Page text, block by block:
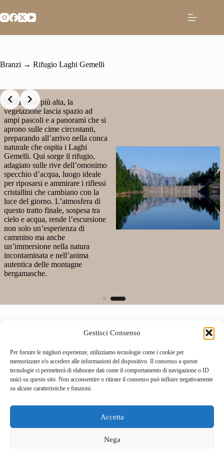
Gestisci Consenso
Per fornire le migliori esperienze, utilizziamo tecnologie come i cookie per
memorizzare e/o accedere alle informazioni del dispositivo. Il consenso a queste
tecnologie ci permetterà di elaborare dati come il comportamento di navigazione o ID
unici su questo sito. Non acconsentire o ritirare il consenso può influire negativamente
su alcune caratteristiche e funzioni.
Accetta
Nega
al
contenuto
Branzi → Rifugio Laghi Gemelli
Nella parte più alta, la
vegetazione lascia spazio ad
ampi pascoli e a panorami che si
aprono sulle cime circostanti,
preparando all’arrivo nella conca
naturale che ospita i Laghi
Gemelli. Qui sorge il rifugio,
adagiato sulle rive dell’omonimo
specchio d’acqua, luogo ideale
per riposarsi e ammirare i riflessi
cristallini che cambiano con la
luce del giorno. L’atmosfera di
questo tratto finale, sospesa tra
cielo e acqua, rende l’escursione
non solo un’esperienza di
cammino ma anche
un’immersione nella natura
incontaminata e nell’anima
autentica delle montagne
bergamasche.
Slide 2 of 2
Vivi la Montagna
Cucina e prodotti tipici